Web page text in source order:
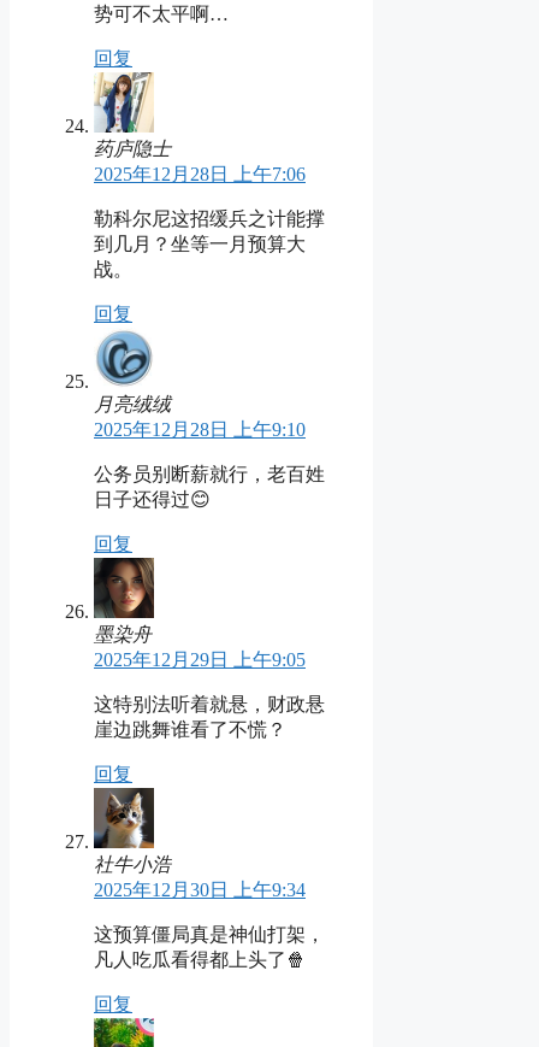
势可不太平啊…
回复
药庐隐士
2025年12月28日 上午7:06
勒科尔尼这招缓兵之计能撑
到几月？坐等一月预算大
战。
回复
月亮绒绒
2025年12月28日 上午9:10
公务员别断薪就行，老百姓
日子还得过😊
回复
墨染舟
2025年12月29日 上午9:05
这特别法听着就悬，财政悬
崖边跳舞谁看了不慌？
回复
社牛小浩
2025年12月30日 上午9:34
这预算僵局真是神仙打架，
凡人吃瓜看得都上头了🍿
回复